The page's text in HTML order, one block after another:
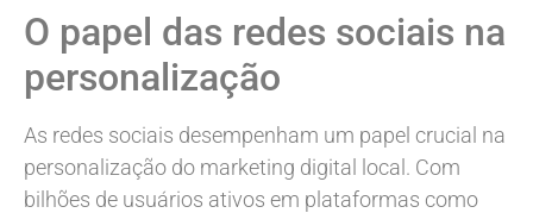
O papel das redes sociais na
personalização
As redes sociais desempenham um papel crucial na
personalização do marketing digital local. Com
bilhões de usuários ativos em plataformas como